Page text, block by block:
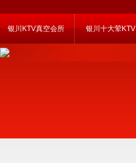
银川KTV真空会所 银川十大荤KTV